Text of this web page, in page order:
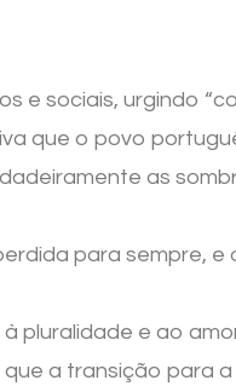
sociais, urgindo
que o povo
as
para sempre, e
pluralidade e ao
a transição para